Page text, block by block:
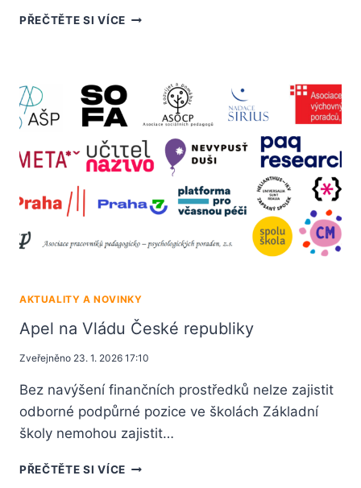
PŘEČTĚTE SI VÍCE
AKTUALITY A NOVINKY
Apel na Vládu České republiky
Zveřejněno 23. 1. 2026 17:10
Bez navýšení finančních prostředků nelze zajistit
odborné podpůrné pozice ve školách Základní
školy nemohou zajistit…
PŘEČTĚTE SI VÍCE